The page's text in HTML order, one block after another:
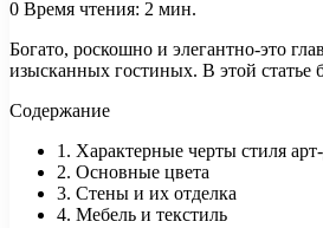
0 Время чтения: 2 мин.
Богато, роскошно и элегантно-это
изысканных гостиных. В этой статье
Содержание
1. Характерные черты стиля
2. Основные цвета
3. Стены и их отделка
4. Мебель и текстиль